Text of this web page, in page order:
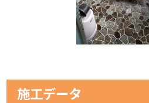
施工データ